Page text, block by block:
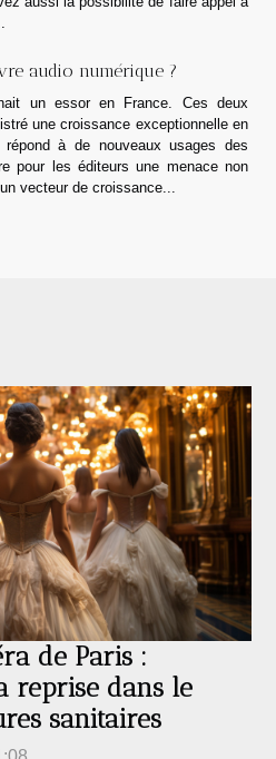
audio numérique ?
un essor en France. Ces deux
une croissance exceptionnelle en
à de nouveaux usages des
pour les éditeurs une menace non
vecteur de croissance...
de Paris :
reprise dans le
sanitaires